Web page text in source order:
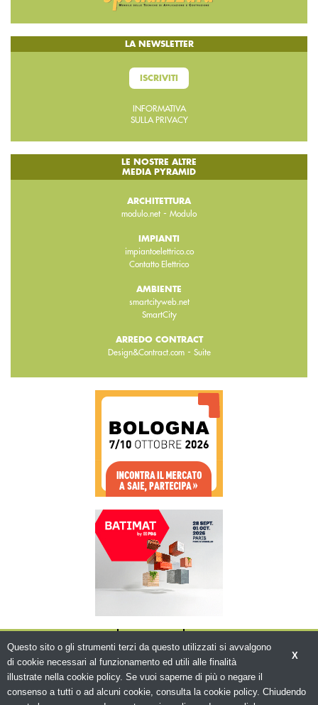
LA NEWSLETTER
ISCRIVITI
INFORMATIVA
SULLA PRIVACY
LE NOSTRE ALTRE
MEDIA PYRAMID
ARCHITETTURA
modulo.net - Modulo
IMPIANTI
impiantoelettrico.co
Contatto Elettrico
AMBIENTE
smartcityweb.net
SmartCity
ARREDO CONTRACT
Design&Contract.com- Suite
X
Questo sito o gli strumenti terzi da questo utilizzati si avvalgono
di cookie necessari al funzionamento ed utili alle finalità
illustrate nella cookie policy. Se vuoi saperne di più o negare il
consenso a tutti o ad alcuni cookie, consulta la cookie policy. Chiudendo